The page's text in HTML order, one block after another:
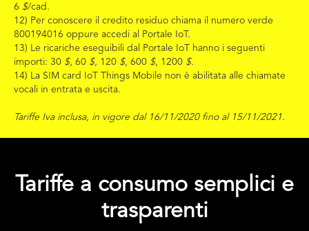
6 $/cad.
12) Per conoscere il credito residuo chiama il numero verde
800194016 oppure accedi al Portale IoT.
13) Le ricariche eseguibili dal Portale IoT hanno i seguenti
importi: 30 $, 60 $, 120 $, 600 $, 1200 $.
14) La SIM card IoT Things Mobile non è abilitata alle chiamate
vocali in entrata e uscita.
Tariffe Iva inclusa, in vigore dal 16/11/2020 fino al 15/11/2021.
Tariffe a consumo semplici e
trasparenti